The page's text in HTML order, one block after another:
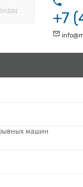
+7
машин